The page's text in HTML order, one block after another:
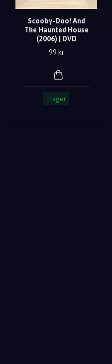
Scooby-Doo! And
The Haunted House
(2006) | DVD
99 kr
I lager